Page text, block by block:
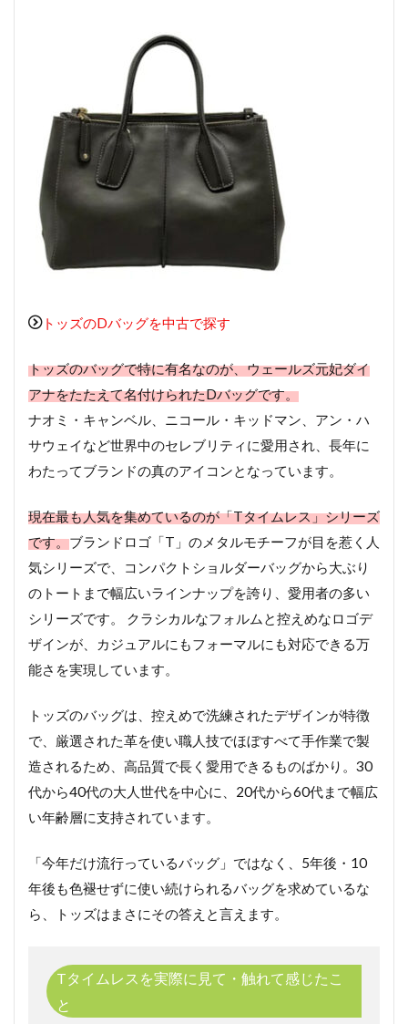
トッズのDバッグを中古で探す
トッズのバッグで特に有名なのが、ウェールズ元妃ダイ
アナをたたえて名付けられたDバッグです。
ナオミ・キャンベル、ニコール・キッドマン、アン・ハ
サウェイなど世界中のセレブリティに愛用され、長年に
わたってブランドの真のアイコンとなっています。
現在最も人気を集めているのが「Tタイムレス」シリーズ
です。ブランドロゴ「T」のメタルモチーフが目を惹く人
気シリーズで、コンパクトショルダーバッグから大ぶり
のトートまで幅広いラインナップを誇り、愛用者の多い
シリーズです。 クラシカルなフォルムと控えめなロゴデ
ザインが、カジュアルにもフォーマルにも対応できる万
能さを実現しています。
トッズのバッグは、控えめで洗練されたデザインが特徴
で、厳選された革を使い職人技でほぼすべて手作業で製
造されるため、高品質で長く愛用できるものばかり。30
代から40代の大人世代を中心に、20代から60代まで幅広
い年齢層に支持されています。
「今年だけ流行っているバッグ」ではなく、5年後・10
年後も色褪せずに使い続けられるバッグを求めているな
ら、トッズはまさにその答えと言えます。
Tタイムレスを実際に見て・触れて感じたこ
と